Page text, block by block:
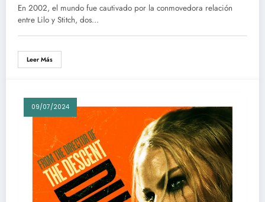
En 2002, el mundo fue cautivado por la conmovedora relación
entre Lilo y Stitch, dos…
Leer Más
09/07/2024